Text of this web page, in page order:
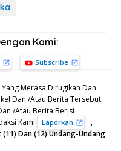
Kami:
Subscribe
Merasa Dirugikan Dan
Dan /Atau Berita Tersebut
/Atau Berita Berisi
Kami
Laporkan
,
(11) Dan (12) Undang-Undang